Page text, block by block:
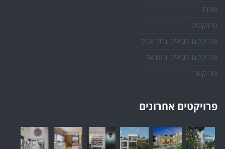
אודות
פרויקטים
אדריכלים מובילים בתל אביב
אדריכלים מובילים בישראל
צור קשר
פרויקטים אחרונים